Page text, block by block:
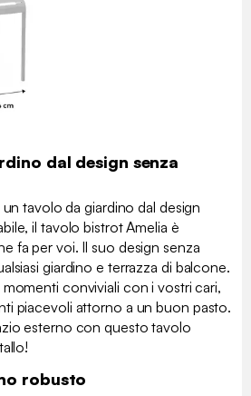
dal design senza
tavolo da giardino dal design
il tavolo bistrot Amelia è
fa per voi. Il suo design senza
giardino e terrazza di balcone.
conviviali con i vostri cari,
piacevoli attorno a un buon pasto.
esterno con questo tavolo
robusto